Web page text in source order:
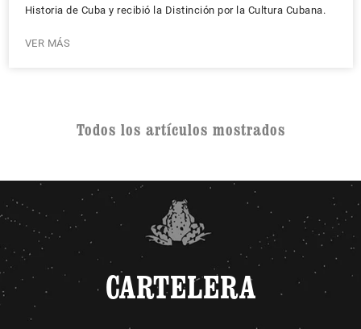
Historia de Cuba y recibió la Distinción por la Cultura Cubana.
VER MÁS
Todos los artículos mostrados
CARTELERA